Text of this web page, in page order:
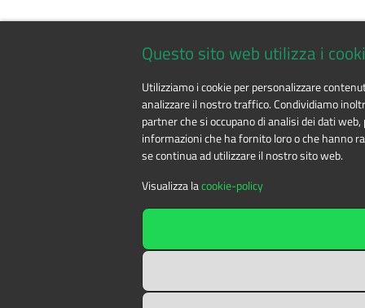
Questo sito web utilizza i
Utilizziamo i cookie per personalizzare
analizzare il nostro traffico. Condividiamo
partner che si occupano di analisi dei dati
informazioni che ha fornito loro o che hanno
se continua ad utilizzare il nostro sito web.
Visualizza lacookie-policy